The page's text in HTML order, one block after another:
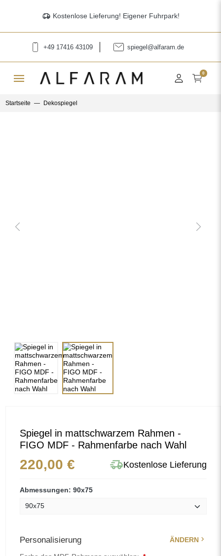
delivery_truck_speed Kostenlose Lieferung! Eigener Fuhrpark!
+49 17416 43109 spiegel@alfaram.de
menu 0
Startseite Dekospiegel
Previous Next
Spiegel in mattschwarzem Rahmen -
FIGO MDF - Rahmenfarbe nach Wahl
220,00 € delivery_truck_speedKostenlose Lieferung
Abmessungen: 90x75
Personalisierung ÄNDERN chevron_right